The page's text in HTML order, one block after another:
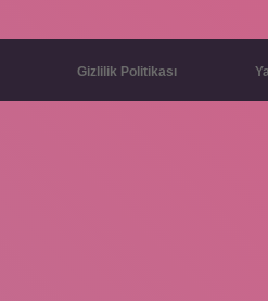
Gizlilik Politikası